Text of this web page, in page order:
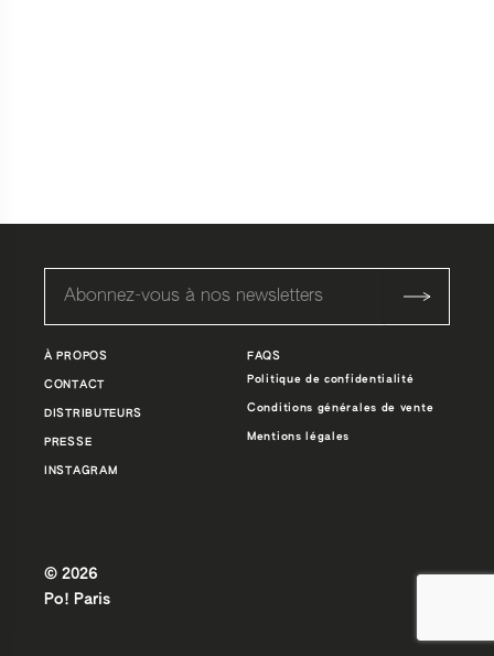
À PROPOS
CONTACT
DISTRIBUTEURS
PRESSE
INSTAGRAM
FAQS
Politique de confidentialité
Conditions générales de vente
Mentions légales
© 2026
Po! Paris